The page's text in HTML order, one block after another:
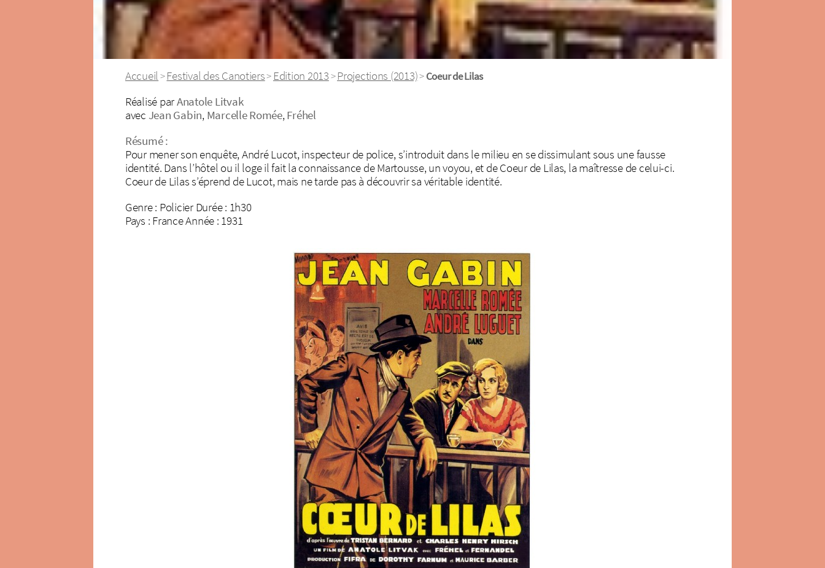
Accueil>Festival des Canotiers>Edition 2013>Projections (2013)>Coeur de Lilas
Réalisé parAnatole Litvak
avec Jean Gabin, Marcelle Romée,Fréhel
Résumé :
Pour mener son enquête, André Lucot, inspecteur de police, s’introduit dans le milieu en se dissimulant sous une fausse
identité. Dans l’hôtel ou il loge il fait la connaissance de Martousse, un voyou, et de Coeur de Lilas, la maîtresse de celui-ci.
Coeur de Lilas s’éprend de Lucot, mais ne tarde pas à découvrir sa véritable identité.
Genre : Policier Durée : 1h30
Pays : France Année : 1931